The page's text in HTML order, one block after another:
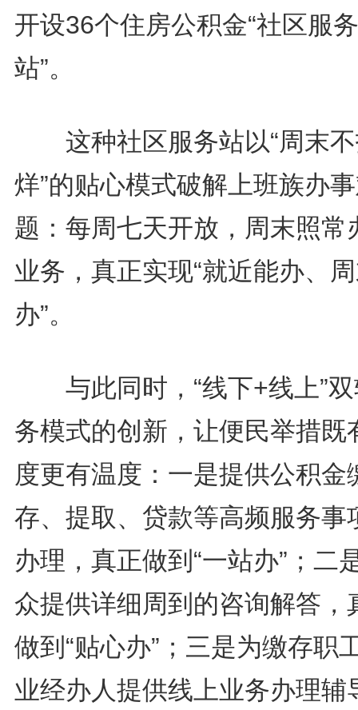
开设36个住房公积金“社区服务
站”。
这种社区服务站以“周末
烊”的贴心模式破解上班族办
题：每周七天开放，周末照常
业务，真正实现“就近能办、
办”。
与此同时，“线下+线上”双
务模式的创新，让便民举措既
度更有温度：一是提供公积金
存、提取、贷款等高频服务事
办理，真正做到“一站办”；二
众提供详细周到的咨询解答，
做到“贴心办”；三是为缴存职
业经办人提供线上业务办理辅